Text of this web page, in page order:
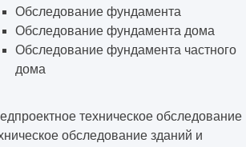
Обследование фундамента
Обследование фундамента дома
Обследование фундамента частного
дома
техническое обследование
обследование зданий и